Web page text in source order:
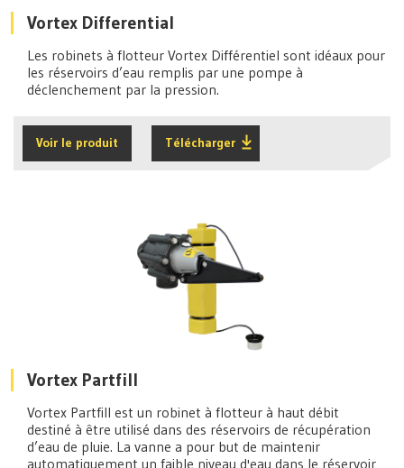
Vortex Differential
Les robinets à flotteur Vortex Différentiel sont idéaux pour
les réservoirs d’eau remplis par une pompe à
déclenchement par la pression.
Voir le produit Télécharger
Vortex Partfill
Vortex Partfill est un robinet à flotteur à haut débit
destiné à être utilisé dans des réservoirs de récupération
d’eau de pluie. La vanne a pour but de maintenir
automatiquement un faible niveau d'eau dans le réservoir